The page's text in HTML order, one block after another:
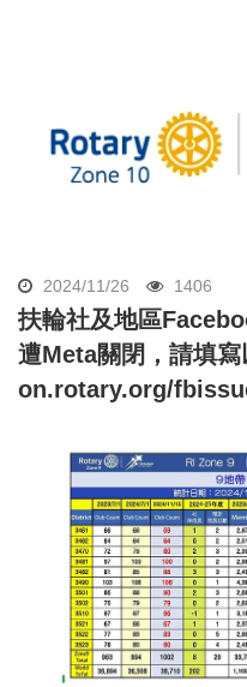
2024/11/26 1406
扶輪社及地區
遭Meta關閉，請填寫
on.rotary.org/